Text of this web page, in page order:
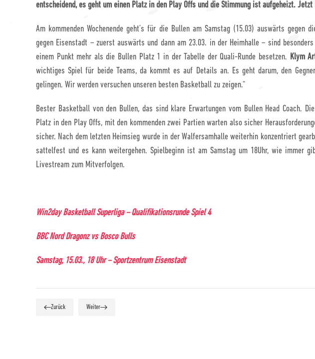
entscheidend, es geht um einen Platz in den Play Offs und die Stimmung ist aufgeheizt.
Am kommenden Wochenende geht’s für die Bullen am Samstag (15.03) auswärts gegen
gegen Eisenstadt – zuerst auswärts und dann am 23.03. in der Heimhalle – sind
einem Punkt mehr als die Bullen Platz 1 in der Tabelle der Quali-Runde besetzen. Klym
wichtiges Spiel für beide Teams, da kommt es auf Details an. Es geht darum, den
gelingen. Wir werden versuchen unseren besten Basketball zu zeigen.“
Bester Basketball von den Bullen, das sind klare Erwartungen vom Bullen Head Coach.
Platz in den Play Offs, mit den kommenden zwei Partien warten also sicher
sicher. Nach dem letzten Heimsieg wurde in der Walfersamhalle weiterhin konzentriert
sattelfest und es kann weitergehen. Spielbeginn ist am Samstag um 18Uhr, wie immer
Livestream zum Mitverfolgen.
Win2day Basketball Superliga – Qualifikationsrunde Spiel 4
BBC Nord Dragonz vs Bosco Bulls
Samstag, 15.03., 18 Uhr – Sportzentrum Eisenstadt
Zurück Weiter